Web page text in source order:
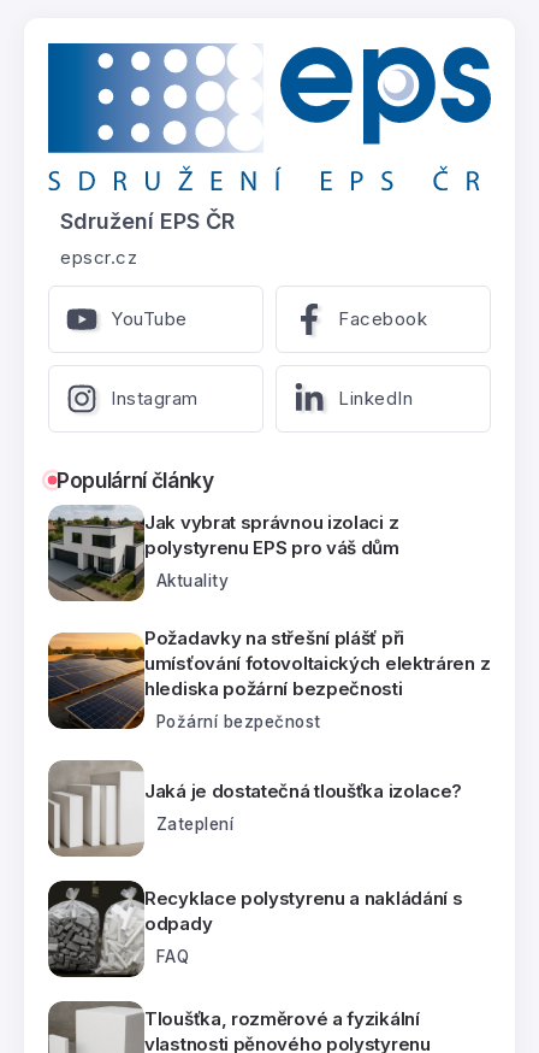
Sdružení EPS ČR
epscr.cz
YouTube Facebook
Instagram LinkedIn
Populární články
Jak vybrat správnou izolaci z
polystyrenu EPS pro váš dům
Aktuality
Požadavky na střešní plášť při
umísťování fotovoltaických elektráren z
hlediska požární bezpečnosti
Požární bezpečnost
Jaká je dostatečná tloušťka izolace?
Zateplení
Recyklace polystyrenu a nakládání s
odpady
FAQ
Tloušťka, rozměrové a fyzikální
vlastnosti pěnového polystyrenu